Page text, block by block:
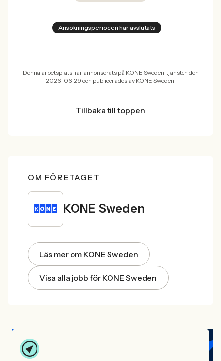
Ansökningsperioden har avslutats
Denna arbetsplats har annonserats på KONE Sweden-tjänsten den
2026-06-29 och publicerades av KONE Sweden.
Tillbaka till toppen
OM FÖRETAGET
KONE Sweden
Läs mer om KONE Sweden
Visa alla jobb för KONE Sweden